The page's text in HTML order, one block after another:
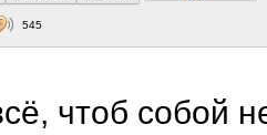
545
чтоб собой